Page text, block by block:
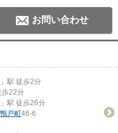
お問い合わせ
」駅 徒歩2分
歩22分
」駅 徒歩26分
戸町46-6